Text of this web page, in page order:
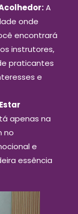
A
onde
encontrará
instrutores,
praticantes
e
apenas na
no
e
essência